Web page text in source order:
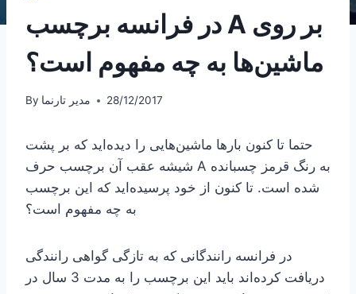
در فرانسه برچسب A بر روی
ماشین‌ها به چه مفهوم است؟
By مدیر تارنما 28/12/2017
حتما تا کنون بارها ماشین‌هایی را دیده‌اید که بر پشت
شیشه عقب آن برچسب حرف A به رنگ قرمز چسبانده
شده است. تا کنون از خود پرسیده‌اید که این برچسب
به چه مفهوم است؟
در فرانسه رانندگانی که به تازگی گواهی رانندگی
دریافت کرده‌اند باید این برچسب را به مدت 3 سال در